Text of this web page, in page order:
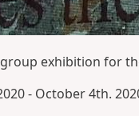
exhibition for
- October 4th.